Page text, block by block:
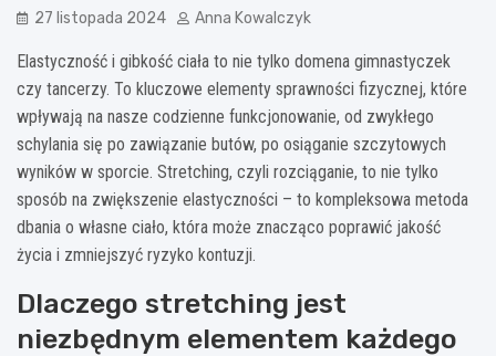
27 listopada 2024 Anna Kowalczyk
Elastyczność i gibkość ciała to nie tylko domena gimnastyczek
czy tancerzy. To kluczowe elementy sprawności fizycznej, które
wpływają na nasze codzienne funkcjonowanie, od zwykłego
schylania się po zawiązanie butów, po osiąganie szczytowych
wyników w sporcie. Stretching, czyli rozciąganie, to nie tylko
sposób na zwiększenie elastyczności – to kompleksowa metoda
dbania o własne ciało, która może znacząco poprawić jakość
życia i zmniejszyć ryzyko kontuzji.
Dlaczego stretching jest
niezbędnym elementem każdego